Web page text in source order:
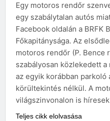
Egy motoros rendőr
egy szabálytalan autós
Facebook oldalán a BRFK
Főkapitánysága. Az
motoros rendőr (P. Bence
szabályosan közlekedett
az egyik korábban
körültekintés nélkül. A
világszinvonalon is
Teljes cikk elolvasása